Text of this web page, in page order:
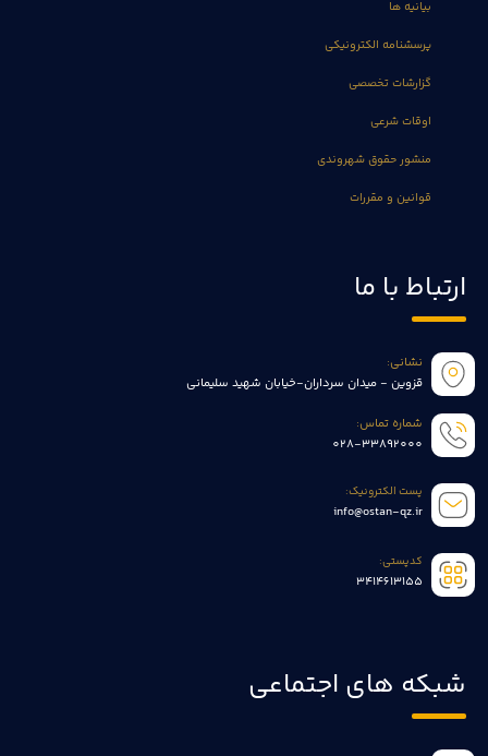
بیانیه ها
پرسشنامه الکترونیکی
گزارشات تخصصی
اوقات شرعی
منشور حقوق شهروندی
قوانین و مقررات
ارتباط با ما
نشانی:
قزوین - میدان سرداران-خیابان شهید سلیمانی
شماره تماس:
028-33892000
پست الکترونیک:
info@ostan-qz.ir
کدپستی:
3414613155
شبکه های اجتماعی